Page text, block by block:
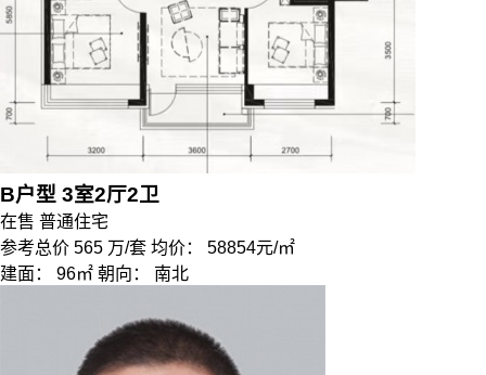
B户型 3室2厅2卫
在售 普通住宅
参考总价 565 万/套 均价：
58854元/㎡
建面：
96㎡ 朝向： 南北